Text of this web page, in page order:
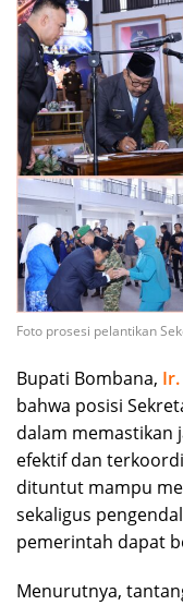
Foto prosesi pelantikan
Bupati Bombana,
bahwa posisi
dalam memastikan
efektif dan
dituntut mampu
sekaligus
pemerintah dapat
Menurutnya,